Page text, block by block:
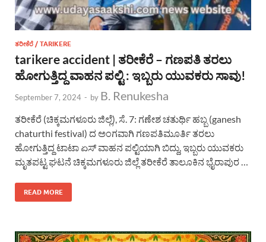
ತರೀಕೆರೆ / TARIKERE
tarikere accident | ತರೀಕೆರೆ – ಗಣಪತಿ ತರಲು
ಹೋಗುತ್ತಿದ್ದ ವಾಹನ ಪಲ್ಟಿ : ಇಬ್ಬರು ಯುವಕರು ಸಾವು!
September 7, 2024 - by B. Renukesha
ತರೀಕೆರೆ (ಚಿಕ್ಕಮಗಳೂರು ಜಿಲ್ಲೆ), ಸೆ. 7: ಗಣೇಶ ಚತುರ್ಥಿ ಹಬ್ಬ (ganesh
chaturthi festival) ದ ಅಂಗವಾಗಿ ಗಣಪತಿಮೂರ್ತಿ ತರಲು
ಹೋಗುತ್ತಿದ್ದ ಟಾಟಾ ಏಸ್ ವಾಹನ ಪಲ್ಟಿಯಾಗಿ ಬಿದ್ದು, ಇಬ್ಬರು ಯುವಕರು
ಮೃತಪಟ್ಟ ಘಟನೆ ಚಿಕ್ಕಮಗಳೂರು ಜಿಲ್ಲೆ ತರೀಕೆರೆ ತಾಲೂಕಿನ ಭೈರಾಪುರ …
READ MORE